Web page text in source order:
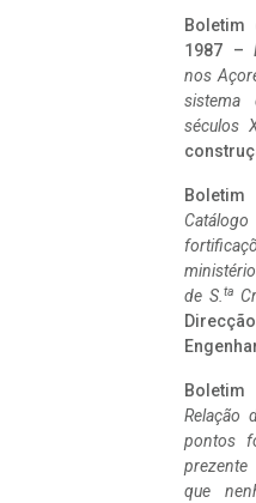
Boletim
1987 –
nos
sistema
séculos
de S. ta
Relação
pontos
prezente
que